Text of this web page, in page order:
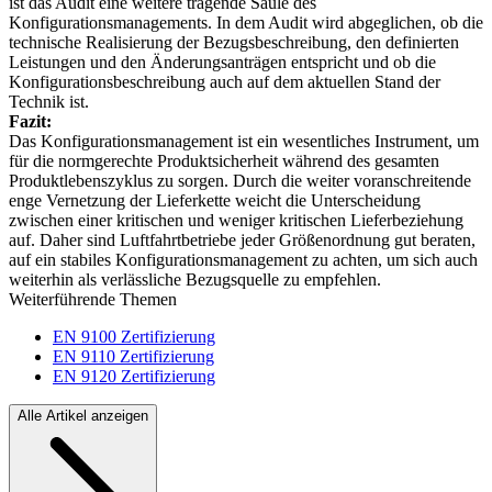
Konfigurationsmanagements. In dem Audit wird abgeglichen, ob die
technische Realisierung der Bezugsbeschreibung, den definierten
Leistungen und den Änderungsanträgen entspricht und ob die
Konfigurationsbeschreibung auch auf dem aktuellen Stand der
Technik ist.
Fazit:
Das Konfigurationsmanagement ist ein wesentliches Instrument, um
für die normgerechte Produktsicherheit während des gesamten
Produktlebenszyklus zu sorgen. Durch die weiter voranschreitende
enge Vernetzung der Lieferkette weicht die Unterscheidung
zwischen einer kritischen und weniger kritischen Lieferbeziehung
auf. Daher sind Luftfahrtbetriebe jeder Größenordnung gut beraten,
auf ein stabiles Konfigurationsmanagement zu achten, um sich auch
weiterhin als verlässliche Bezugsquelle zu empfehlen.
Weiterführende Themen
EN 9100 Zertifizierung
EN 9110 Zertifizierung
EN 9120 Zertifizierung
Alle Artikel anzeigen